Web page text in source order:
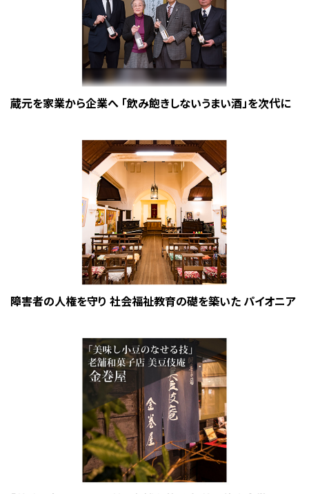
蔵元を家業から企業へ 「飲み飽きしないうまい酒」を次代に
障害者の人権を守り 社会福祉教育の礎を築いた パイオニア